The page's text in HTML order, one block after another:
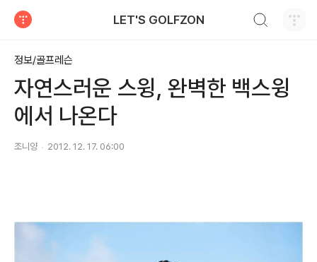
LET'S GOLFZON
정보/골프레슨
자연스러운 스윙, 완벽한 백스윙
에서 나온다
조니양 2012. 12. 17. 06:00